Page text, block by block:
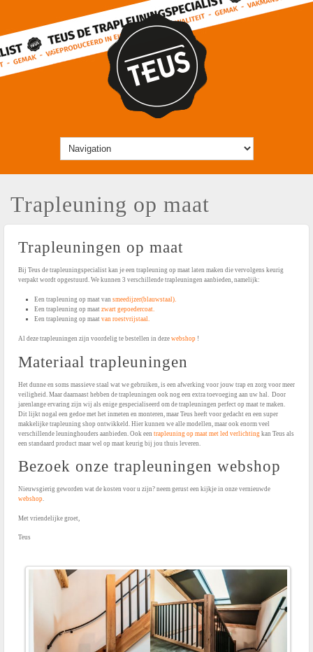
Trapleuning op maat
Trapleuningen op maat
Bij Teus de trapleuningspecialist kan je een trapleuning op maat laten maken die vervolgens keurig
verpakt wordt opgestuurd. We kunnen 3 verschillende trapleuningen aanbieden, namelijk:
Een trapleuning op maat van smeedijzer(blauwstaal).
Een trapleuning op maat zwart gepoedercoat.
Een trapleuning op maat van roestvrijstaal.
Al deze trapleuningen zijn voordelig te bestellen in deze webshop !
Materiaal trapleuningen
Het dunne en soms massieve staal wat we gebruiken, is een afwerking voor jouw trap en zorg voor meer
veiligheid. Maar daarnaast hebben de trapleuningen ook nog een extra toevoeging aan uw hal. Door
jarenlange ervaring zijn wij als enige gespecialiseerd om de trapleuningen perfect op maat te maken.
Dit lijkt nogal een gedoe met het inmeten en monteren, maar Teus heeft voor gedacht en een super
makkelijke trapleuning shop ontwikkeld. Hier kunnen we alle modellen, maar ook enorm veel
verschillende leuninghouders aanbieden. Ook een trapleuning op maat met led verlichting kan Teus als
een standaard product maar wel op maat keurig bij jou thuis leveren.
Bezoek onze trapleuningen webshop
Nieuwsgierig geworden wat de kosten voor u zijn? neem gerust een kijkje in onze vernieuwde
webshop.
Met vriendelijke groet,
Teus